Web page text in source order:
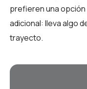
prefieren una
adicional: lleva algo
trayecto.